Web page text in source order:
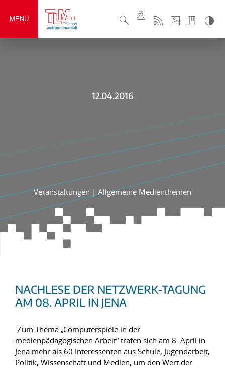
MENÜ
12.04.2016
Veranstaltungen |Allgemeine Medienthemen
NACHLESE DER NETZWERK-TAGUNG
AM 08. APRIL IN JENA
Zum Thema „Computerspiele in der
medienpädagogischen Arbeit“ trafen sich am 8. April in
Jena mehr als 60 Interessenten aus Schule, Jugendarbeit,
Politik, Wissenschaft und Medien, um den Wert der